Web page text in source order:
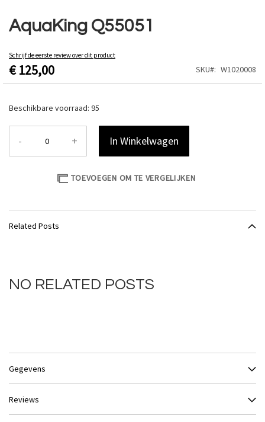
AquaKing Q55051
Schrijf de eerste review over dit product
€ 125,00 SKU W1020008
Beschikbare voorraad: 95
- + In Winkelwagen
TOEVOEGEN OM TE VERGELIJKEN
naar
het
van
de
afbeeldingen-
Related Posts
NO RELATED POSTS
Gegevens
Reviews